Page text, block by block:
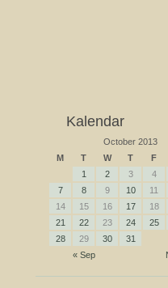
Kalendar
October 2013
M
T W T F
« Sep
1 2 3 4
7
8 9 10 11
14
15 16 17 18
21
22 23 24 25
28
29 30 31